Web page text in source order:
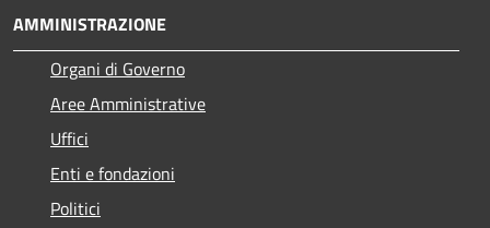
AMMINISTRAZIONE
Organi di Governo
Aree Amministrative
Uffici
Enti e fondazioni
Politici